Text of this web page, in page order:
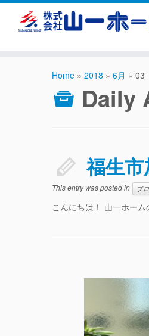
Home » 2018 » 6月 » 03
Daily
福生
This entry was posted in ブ
こんにちは！ 山一ホー